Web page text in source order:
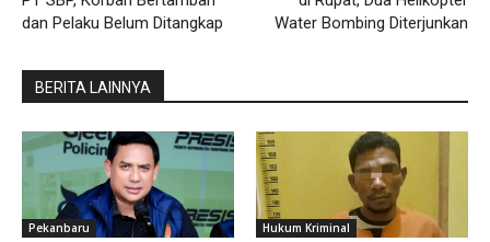
dan Pelaku Belum Ditangkap
Water Bombing Diterjunkan
BERITA LAINNYA
Pekanbaru Hukum Kriminal